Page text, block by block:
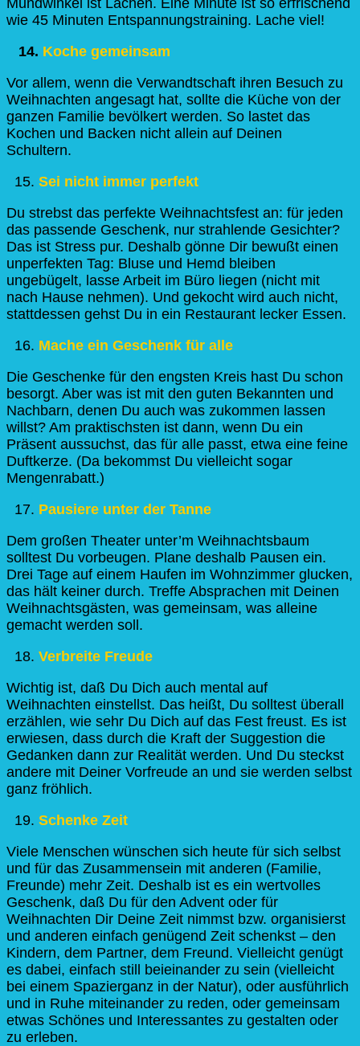
wie 45 Minuten Entspannungstraining. Lache viel!
14. Koche gemeinsam
Vor allem, wenn die Verwandtschaft ihren Besuch zu
Weihnachten angesagt hat, sollte die Küche von der
ganzen Familie bevölkert werden. So lastet das
Kochen und Backen nicht allein auf Deinen
Schultern.
Sei nicht immer perfekt
Du strebst das perfekte Weihnachtsfest an: für jeden
das passende Geschenk, nur strahlende Gesichter?
Das ist Stress pur. Deshalb gönne Dir bewußt einen
unperfekten Tag: Bluse und Hemd bleiben
ungebügelt, lasse Arbeit im Büro liegen (nicht mit
nach Hause nehmen). Und gekocht wird auch nicht,
stattdessen gehst Du in ein Restaurant lecker Essen.
Mache ein Geschenk für alle
Die Geschenke für den engsten Kreis hast Du schon
besorgt. Aber was ist mit den guten Bekannten und
Nachbarn, denen Du auch was zukommen lassen
willst? Am praktischsten ist dann, wenn Du ein
Präsent aussuchst, das für alle passt, etwa eine feine
Duftkerze. (Da bekommst Du vielleicht sogar
Mengenrabatt.)
Pausiere unter der Tanne
Dem großen Theater unter’m Weihnachtsbaum
solltest Du vorbeugen. Plane deshalb Pausen ein.
Drei Tage auf einem Haufen im Wohnzimmer glucken,
das hält keiner durch. Treffe Absprachen mit Deinen
Weihnachtsgästen, was gemeinsam, was alleine
gemacht werden soll.
Verbreite Freude
Wichtig ist, daß Du Dich auch mental auf
Weihnachten einstellst. Das heißt, Du solltest überall
erzählen, wie sehr Du Dich auf das Fest freust. Es ist
erwiesen, dass durch die Kraft der Suggestion die
Gedanken dann zur Realität werden. Und Du steckst
andere mit Deiner Vorfreude an und sie werden selbst
ganz fröhlich.
Schenke Zeit
Viele Menschen wünschen sich heute für sich selbst
und für das Zusammensein mit anderen (Familie,
Freunde) mehr Zeit. Deshalb ist es ein wertvolles
Geschenk, daß Du für den Advent oder für
Weihnachten Dir Deine Zeit nimmst bzw. organisierst
und anderen einfach genügend Zeit schenkst – den
Kindern, dem Partner, dem Freund. Vielleicht genügt
es dabei, einfach still beieinander zu sein (vielleicht
bei einem Spazierganz in der Natur), oder ausführlich
und in Ruhe miteinander zu reden, oder gemeinsam
etwas Schönes und Interessantes zu gestalten oder
zu erleben.